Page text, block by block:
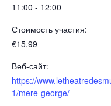
11:00 - 12:00
Стоимость участия:
€15,99
Веб-сайт:
https://
1/mere-george/